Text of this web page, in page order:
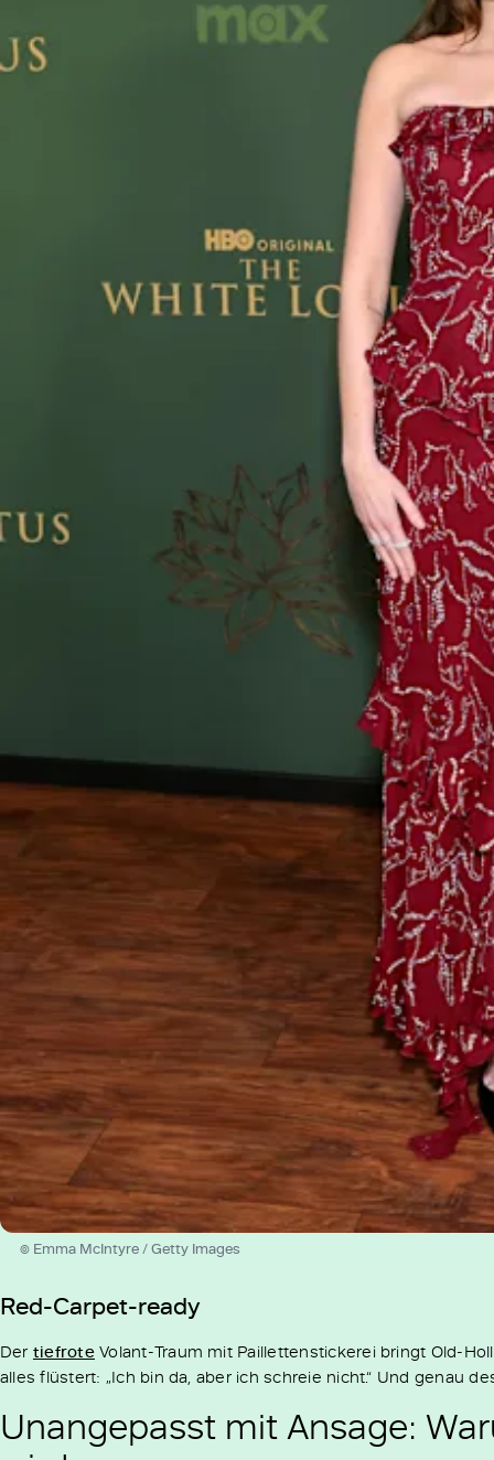
© Emma McIntyre / Getty Images
Red-Carpet-ready
Der tiefroteVolant-Traum mit Paillettenstickerei bringt Old-
alles flüstert: „Ich bin da, aber ich schreie nicht.“ Und genau
Unangepasst mit Ansage: